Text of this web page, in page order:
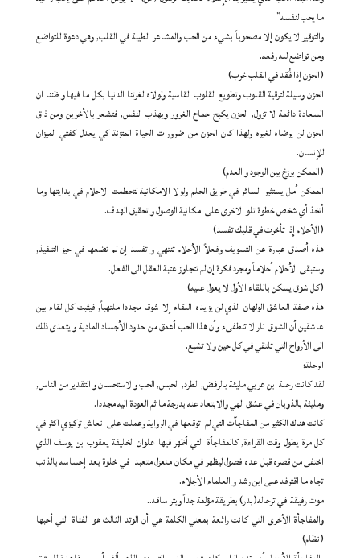
ما يحب لنفسه”
والتوقير لا يكون إلا مصحوباً بشيء من الحب والمشاعر الطيبة في القلب, وهي دعوة للتواضع
ومن تواضع لله رفعه.
(الحزن إذا فُقد في القلب خرب)
الحزن وسيلة لترقية القلوب وتطويع القلوب القاسية ولولاه لغرتنا الدنيا بكل ما فيها و ظننا ان
السعادة دائمة لا تزول, الحزن يكبح جماح الغرور ويهذب النفس, فتشعر بالأخرين ومن ذاق
الحزن لن يرضاه لغيره ولهذا كان الحزن من ضرورات الحياة المتزنة كي يعدل كفتي الميزان
للإنسان.
(الممكن برزخ بين الوجود و العدم)
الممكن أمل يستثير السائر في طريق الحلم ولولا الامكانية لتحطمت الاحلام في بدايتها وما
أتخذ أي شخص خطوة تلو الاخرى على امكانية الوصول و تحقيق الهدف.
(الأحلام إذا تأخرت في قلبك تفسد)
هذه أصدق عبارة عن التسويف وفعلاً الأحلام تنتهي و تفسد إن لم نضعها في حيز التنفيذ,
وستبقى الأحلام أحلاماً ومجرد فكرة إن لم تتجاوز عتبة العقل الى الفعل.
(كل شوق يسكن باللقاء الأول لا يعول عليه)
هذه صفة العاشق الولهان الذي لن يزيده اللقاء إلا شوقا مجددا ملتهباً, فيثبت كل لقاء بين
عاشقين أن الشوق نار لا تنطفىء وأن هذا الحب أعمق من حدود الأجساد المادية و يتعدى ذلك
الى الأرواح التي تلتقي في كل حين ولا تشبع.
الرحلة:
لقد كانت رحلة ابن عربي مليئة بالرفض, الطرد, الحبس, الحب والاستحسان و التقدير من الناس,
ومليئة بالذوبان في عشق الهي والابتعاد عنه بدرجة ما ثم العودة اليه مجددا.
كانت هناك الكثير من المفاجآت التي لم اتوقعها في الرواية وعملت على انعاش تركيزي اكثر في
كل مرة يطول وقت القراءة, كالمفاجأة التي أظهر فيها علوان الخليفة يعقوب بن يوسف الذي
اختفى من قصره قبل عده فصول ليظهر في مكان منعزل متعبدا في خلوة بعد إحساسه بالذنب
تجاه ما اقترفه على ابن رشد و العلماء الأجلاء.
موت رفيقة في ترحاله(بدر) بطريقة مؤلمة جداً وبتر ساقه..
والمفاجأة الأخرى التي كانت رائعة بمعني الكلمة هي أن الوتد الثالث هو الفتاة التي أحبها
(نظام)